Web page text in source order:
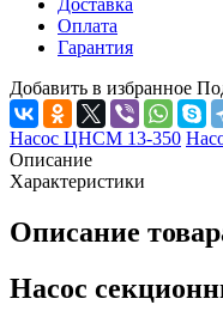
Оплата
Гарантия
Добавить в избранное
Насос ЦНСМ 13-350
Описание
Характеристики
Описание
Насос